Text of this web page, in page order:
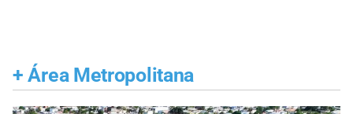
+ Área Metropolitana